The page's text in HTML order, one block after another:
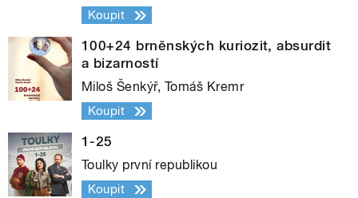
Koupit
100+24 brněnských kuriozit, absurdit
a bizarností
Miloš Šenkýř, Tomáš Kremr
Koupit
1-25
Toulky první republikou
Koupit